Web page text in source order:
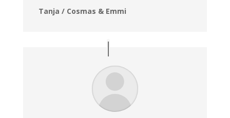
Tanja / Cosmas & Emmi